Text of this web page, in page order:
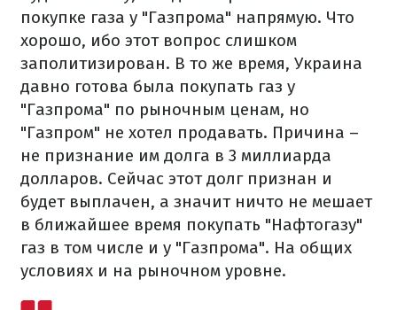
покупке газа у "Газпрома" напрямую. Что
хорошо, ибо этот вопрос слишком
заполитизирован. В то же время, Украина
давно готова была покупать газ у
"Газпрома" по рыночным ценам, но
"Газпром" не хотел продавать. Причина –
не признание им долга в 3 миллиарда
долларов. Сейчас этот долг признан и
будет выплачен, а значит ничто не мешает
в ближайшее время покупать "Нафтогазу"
газ в том числе и у "Газпрома". На общих
условиях и на рыночном уровне.